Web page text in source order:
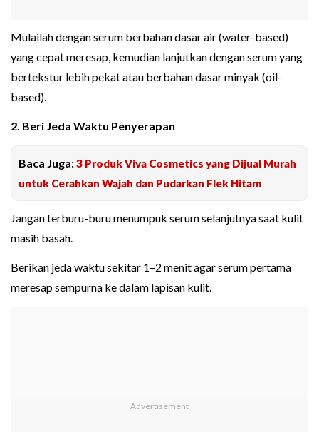
Mulailah dengan serum berbahan dasar air (water-based)
yang cepat meresap, kemudian lanjutkan dengan serum yang
bertekstur lebih pekat atau berbahan dasar minyak (oil-
based).
2. Beri Jeda Waktu Penyerapan
Baca Juga:3 Produk Viva Cosmetics yang Dijual Murah
untuk Cerahkan Wajah dan Pudarkan Flek Hitam
Jangan terburu-buru menumpuk serum selanjutnya saat kulit
masih basah.
Berikan jeda waktu sekitar 1–2 menit agar serum pertama
meresap sempurna ke dalam lapisan kulit.